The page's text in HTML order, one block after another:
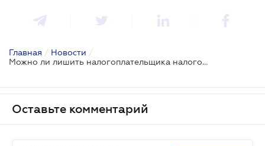
Главная / Новости /
Можно ли лишить налогоплательщика налогового кредита по НДС из-за плохой репутации контрагента
Оставьте комментарий